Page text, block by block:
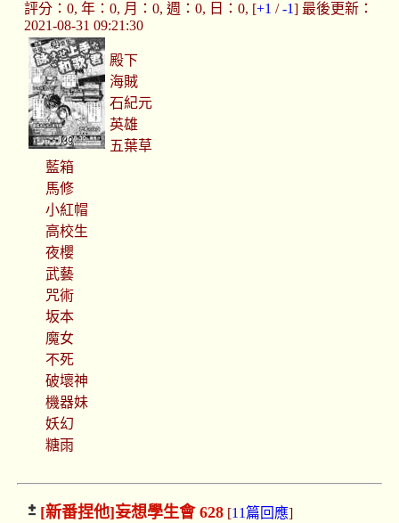
評分：0, 年：0, 月：0, 週：0, 日：0, [+1 /-1] 最後更新：
2021-08-31 09:21:30
殿下
海賊
石紀元
英雄
五葉草
藍箱
馬修
小紅帽
高校生
夜櫻
武藝
咒術
坂本
魔女
不死
破壞神
機器妹
妖幻
糖雨
[新番捏他]妄想學生會 628[11篇回應]